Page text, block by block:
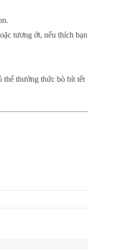
tương ớt, nếu thích bạn
thể thưởng thức bò bít tết